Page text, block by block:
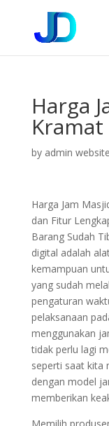
Harga
Kramat
by admin website
Harga Jam
dan Fitur
Barang Sudah
digital adalah
kemampuan
yang sudah
pengaturan
pelaksanaan
menggunakan
tidak perlu lagi
seperti saat kita
dengan model
memberikan